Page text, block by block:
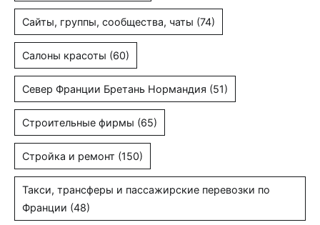
Сайты, группы, сообщества, чаты (74)
Салоны красоты (60)
Север Франции Бретань Нормандия (51)
Строительные фирмы (65)
Стройка и ремонт (150)
Такси, трансферы и пассажирские перевозки по
Франции (48)